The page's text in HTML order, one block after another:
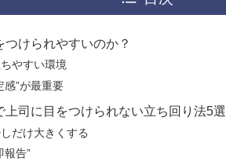
つけられやすいのか？
やすい環境
感”が最重要
上司に目をつけられない立ち回り法5選
だけ大きくする
告”